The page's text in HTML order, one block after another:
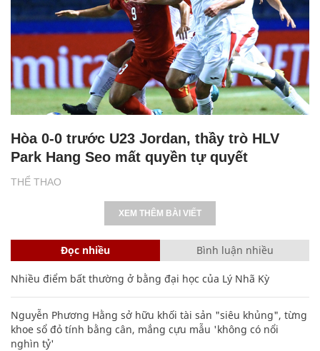
THỂ THAO
Hòa 0-0 trước U23 Jordan, thầy trò HLV
Park Hang Seo mất quyền tự quyết
XEM THÊM BÀI VIẾT
Đọc nhiều Bình luận nhiều
Nhiều điểm bất thường ở bằng đại học của Lý Nhã Kỳ
Nguyễn Phương Hằng sở hữu khối tài sản "siêu khủng", từng
khoe sổ đỏ tính bằng cân, mắng cựu mẫu 'không có nổi
nghìn tỷ'